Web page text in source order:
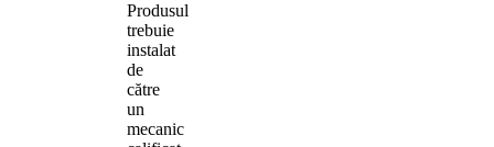
Produsul
trebuie
instalat
de
către
un
mecanic